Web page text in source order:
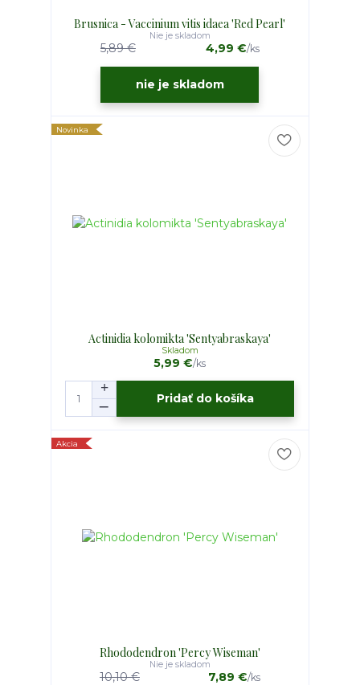
Brusnica - Vaccinium vitis idaea 'Red Pearl'
5,89 € 4,99 €/ks
Nie je skladom
nie je skladom
Novinka
Actinidia kolomikta 'Sentyabraskaya'
5,99 €/ks
Skladom
Pridať do košíka
Akcia
Rhododendron 'Percy Wiseman'
10,10 € 7,89 €/ks
Nie je skladom